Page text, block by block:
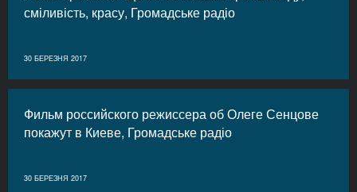
сміливість, красу, Громадське радіо
30 БЕРЕЗНЯ 2017
Фильм российского режиссера об Олеге Сенцове
покажут в Киеве, Громадське радіо
30 БЕРЕЗНЯ 2017